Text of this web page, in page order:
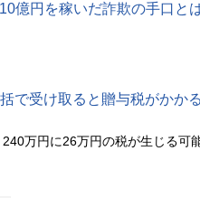
億円を稼いだ詐欺の手口と
で受け取ると贈与税がかか
万円に26万円の税が生じる可